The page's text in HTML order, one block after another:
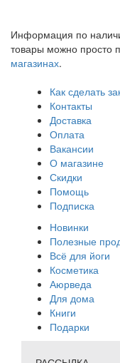
Информация по
товары можно просто
магазинах.
Как сделать
Контакты
Доставка
Оплата
Вакансии
О магазине
Скидки
Помощь
Подписка
Новинки
Полезные
Всё для йоги
Косметика
Аюрведа
Для дома
Книги
Подарки